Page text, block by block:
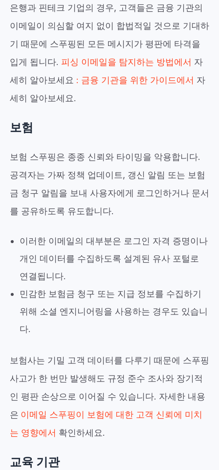
은행과 핀테크 기업의 경우, 고객들은 금융 기관의
이메일이 의심할 여지 없이 합법적일 것으로 기대하
기 때문에 스푸핑된 모든 메시지가 평판에 타격을
입게 됩니다. 피싱 이메일을 탐지하는 방법에서 자
세히 알아보세요 : 금융 기관을 위한 가이드에서 자
세히 알아보세요.
보험
보험 스푸핑은 종종 신뢰와 타이밍을 악용합니다.
공격자는 가짜 정책 업데이트, 갱신 알림 또는 보험
금 청구 알림을 보내 사용자에게 로그인하거나 문서
를 공유하도록 유도합니다.
이러한 이메일의 대부분은 로그인 자격 증명이나
개인 데이터를 수집하도록 설계된 유사 포털로
연결됩니다.
민감한 보험금 청구 또는 지급 정보를 수집하기
위해 소셜 엔지니어링을 사용하는 경우도 있습니
다.
보험사는 기밀 고객 데이터를 다루기 때문에 스푸핑
사고가 한 번만 발생해도 규정 준수 조사와 장기적
인 평판 손상으로 이어질 수 있습니다. 자세한 내용
은 이메일 스푸핑이 보험에 대한 고객 신뢰에 미치
는 영향에서 확인하세요.
교육 기관